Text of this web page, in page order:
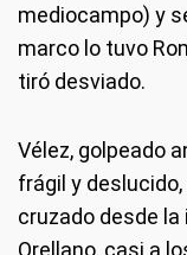
mediocampo) y
marco lo tuvo
tiró desviado.
Vélez, golpeado
frágil y
cruzado desde la
Orellano, casi a